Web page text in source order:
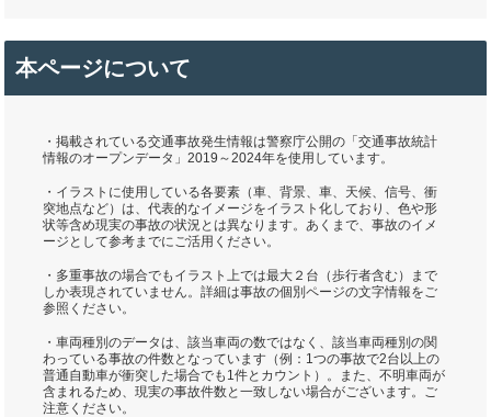
本ページについて
・掲載されている交通事故発生情報は警察庁公開の「交通事故統計
情報のオープンデータ」2019～2024年を使用しています。
・イラストに使用している各要素（車、背景、車、天候、信号、衝
突地点など）は、代表的なイメージをイラスト化しており、色や形
状等含め現実の事故の状況とは異なります。あくまで、事故のイメ
ージとして参考までにご活用ください。
・多重事故の場合でもイラスト上では最大２台（歩行者含む）まで
しか表現されていません。詳細は事故の個別ページの文字情報をご
参照ください。
・車両種別のデータは、該当車両の数ではなく、該当車両種別の関
わっている事故の件数となっています（例：1つの事故で2台以上の
普通自動車が衝突した場合でも1件とカウント）。また、不明車両が
含まれるため、現実の事故件数と一致しない場合がございます。ご
注意ください。